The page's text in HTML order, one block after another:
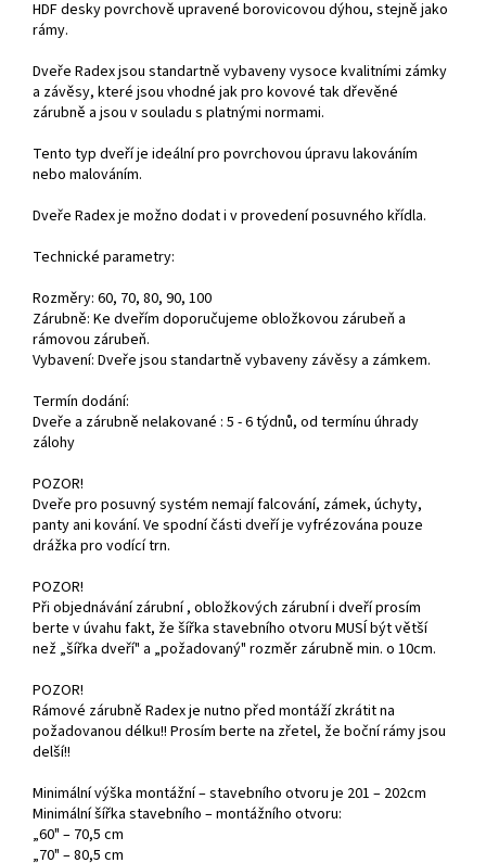
HDF desky povrchově upravené borovicovou dýhou, stejně jako
rámy.
Dveře Radex jsou standartně vybaveny vysoce kvalitními zámky
a závěsy, které jsou vhodné jak pro kovové tak dřevěné
zárubně a jsou v souladu s platnými normami.
Tento typ dveří je ideální pro povrchovou úpravu lakováním
nebo malováním.
Dveře Radex je možno dodat i v provedení posuvného křídla.
Technické parametry:
Rozměry: 60, 70, 80, 90, 100
Zárubně: Ke dveřím doporučujeme obložkovou zárubeň a
rámovou zárubeň.
Vybavení: Dveře jsou standartně vybaveny závěsy a zámkem.
Termín dodání:
Dveře a zárubně nelakované : 5 - 6 týdnů, od termínu úhrady
zálohy
POZOR!
Dveře pro posuvný systém nemají falcování, zámek, úchyty,
panty ani kování. Ve spodní části dveří je vyfrézována pouze
drážka pro vodící trn.
POZOR!
Při objednávání zárubní , obložkových zárubní i dveří prosím
berte v úvahu fakt, že šířka stavebního otvoru MUSÍ být větší
než „šířka dveří" a „požadovaný" rozměr zárubně min. o 10cm.
POZOR!
Rámové zárubně Radex je nutno před montáží zkrátit na
požadovanou délku!! Prosím berte na zřetel, že boční rámy jsou
delší!!
Minimální výška montážní – stavebního otvoru je 201 – 202cm
Minimální šířka stavebního – montážního otvoru:
„60" – 70,5 cm
„70" – 80,5 cm